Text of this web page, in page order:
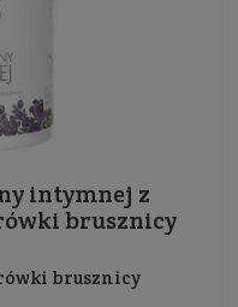
intymnej z
brusznicy
brusznicy